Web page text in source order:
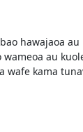
hawajaoa au
au
wafe kama